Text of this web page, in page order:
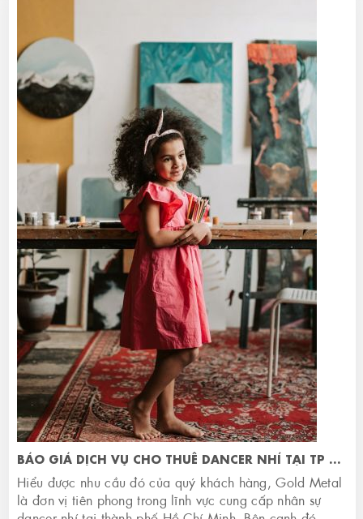
BÁO GIÁ DỊCH VỤ CHO THUÊ DANCER NHÍ TẠI TP HCM
Hiểu được nhu cầu đó của quý khách hàng, Gold Metal
là đơn vị tiên phong trong lĩnh vực cung cấp nhân sự